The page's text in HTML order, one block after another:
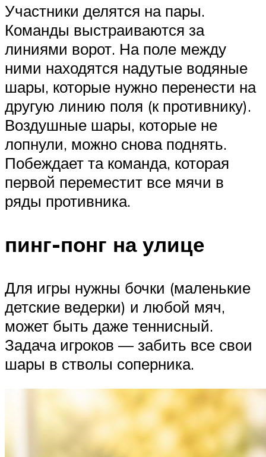
Участники делятся на пары.
Команды выстраиваются за
линиями ворот. На поле между
ними находятся надутые водяные
шары, которые нужно перенести на
другую линию поля (к противнику).
Воздушные шары, которые не
лопнули, можно снова поднять.
Побеждает та команда, которая
первой переместит все мячи в
ряды противника.
пинг-понг на улице
Для игры нужны бочки (маленькие
детские ведерки) и любой мяч,
может быть даже теннисный.
Задача игроков — забить все свои
шары в стволы соперника.